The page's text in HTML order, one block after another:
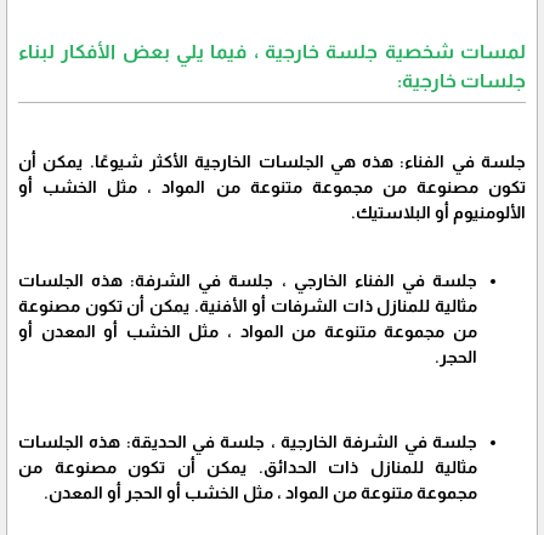
لمسات شخصية جلسة خارجية ، فيما يلي بعض الأفكار لبناء
جلسات خارجية:
جلسة في الفناء: هذه هي الجلسات الخارجية الأكثر شيوعًا. يمكن أن
تكون مصنوعة من مجموعة متنوعة من المواد ، مثل الخشب أو
الألومنيوم أو البلاستيك.
جلسة في الفناء الخارجي ، جلسة في الشرفة: هذه الجلسات
مثالية للمنازل ذات الشرفات أو الأفنية. يمكن أن تكون مصنوعة
من مجموعة متنوعة من المواد ، مثل الخشب أو المعدن أو
الحجر.
جلسة في الشرفة الخارجية ، جلسة في الحديقة: هذه الجلسات
مثالية للمنازل ذات الحدائق. يمكن أن تكون مصنوعة من
مجموعة متنوعة من المواد ، مثل الخشب أو الحجر أو المعدن.